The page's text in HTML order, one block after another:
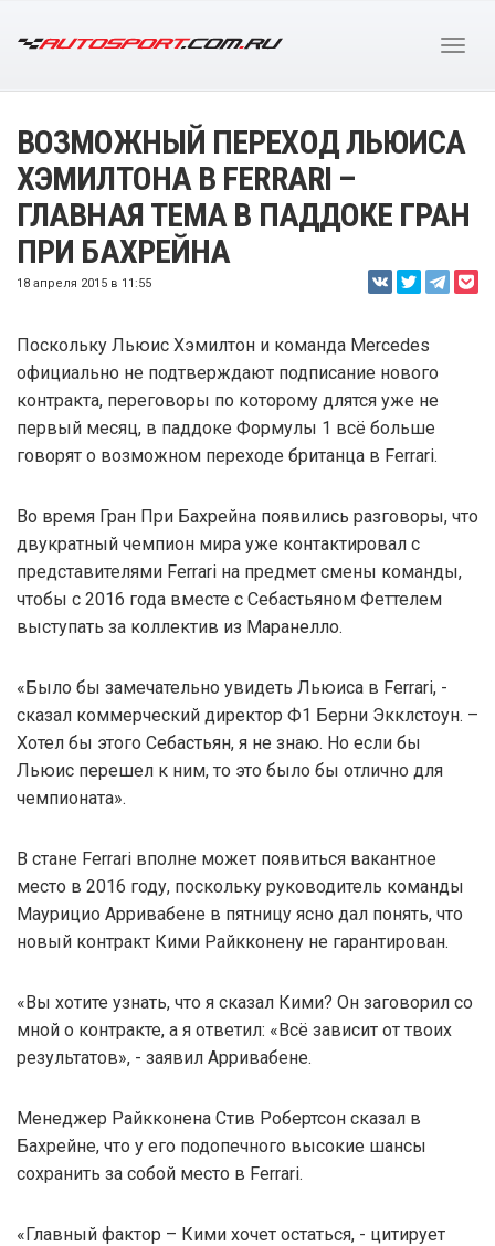
ВОЗМОЖНЫЙ ПЕРЕХОД ЛЬЮИСА
ХЭМИЛТОНА В FERRARI –
ГЛАВНАЯ ТЕМА В ПАДДОКЕ ГРАН
ПРИ БАХРЕЙНА
18 апреля 2015 в 11:55
Поскольку Льюис Хэмилтон и команда Mercedes
официально не подтверждают подписание нового
контракта, переговоры по которому длятся уже не
первый месяц, в паддоке Формулы 1 всё больше
говорят о возможном переходе британца в Ferrari.
Во время Гран При Бахрейна появились разговоры, что
двукратный чемпион мира уже контактировал с
представителями Ferrari на предмет смены команды,
чтобы с 2016 года вместе с Себастьяном Феттелем
выступать за коллектив из Маранелло.
«Было бы замечательно увидеть Льюиса в Ferrari, -
сказал коммерческий директор Ф1 Берни Экклстоун. –
Хотел бы этого Себастьян, я не знаю. Но если бы
Льюис перешел к ним, то это было бы отлично для
чемпионата».
В стане Ferrari вполне может появиться вакантное
место в 2016 году, поскольку руководитель команды
Маурицио Арривабене в пятницу ясно дал понять, что
новый контракт Кими Райкконену не гарантирован.
«Вы хотите узнать, что я сказал Кими? Он заговорил со
мной о контракте, а я ответил: «Всё зависит от твоих
результатов», - заявил Арривабене.
Менеджер Райкконена Стив Робертсон сказал в
Бахрейне, что у его подопечного высокие шансы
сохранить за собой место в Ferrari.
«Главный фактор – Кими хочет остаться, - цитирует